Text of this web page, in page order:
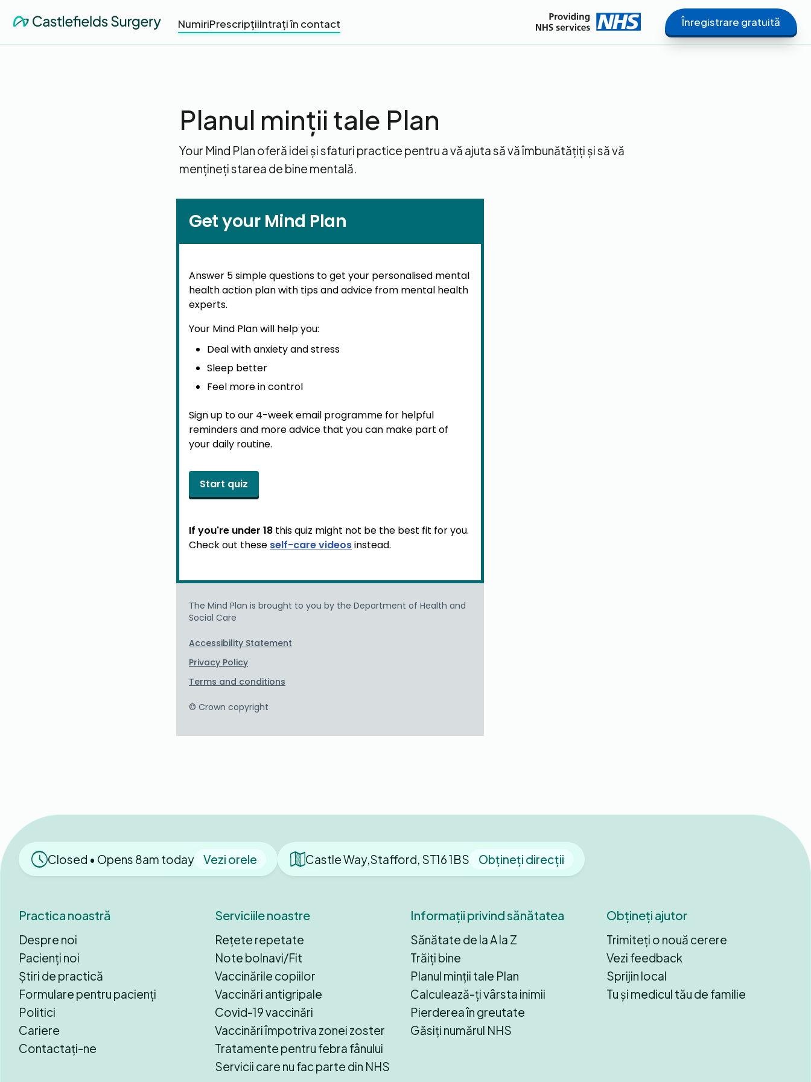
NumiriPrescripțiiIntrați în contact Înregistrare gratuită
Planul minții tale Plan
Your Mind Plan oferă idei și sfaturi practice pentru a vă ajuta să vă îmbunătățiți și să vă
mențineți starea de bine mentală.
Closed • Opens 8am today Vezi orele Castle Way,Stafford, ST16 1BS Obțineți direcții
Practica noastră
Despre noi
Pacienți noi
Știri de practică
Formulare pentru pacienți
Politici
Cariere
Contactați-ne
Serviciile noastre
Rețete repetate
Note bolnavi/Fit
Vaccinările copiilor
Vaccinări antigripale
Covid-19 vaccinări
Vaccinări împotriva zonei zoster
Tratamente pentru febra fânului
Servicii care nu fac parte din NHS
Informații privind sănătatea
Sănătate de la A la Z
Trăiți bine
Planul minții tale Plan
Calculează-ți vârsta inimii
Pierderea în greutate
Găsiți numărul NHS
Obțineți ajutor
Trimiteți o nouă cerere
Vezi feedback
Sprijin local
Tu și medicul tău de familie